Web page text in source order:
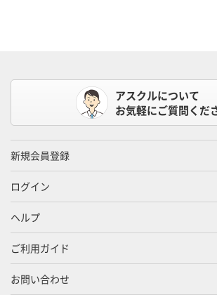
アスクルについて
お気軽にご質問くだ
新規会員登録
ログイン
ヘルプ
ご利用ガイド
お問い合わせ